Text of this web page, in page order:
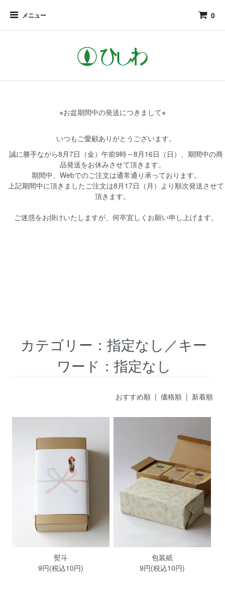
メニュー 0
※お盆期間中の発送につきまして※
いつもご愛顧ありがとうございます。
誠に勝手ながら8月7日（金）午前9時～8月16日（日）、期間中の商
品発送をお休みさせて頂きます。
期間中、Webでのご注文は通常通り承っております。
上記期間中に頂きましたご注文は8月17日（月）より順次発送させて
頂きます。
ご迷惑をお掛けいたしますが、何卒宜しくお願い申し上げます。
カテゴリー：指定なし／キー
ワード：指定なし
おすすめ順| 価格順| 新着順
熨斗
9円(税込10円)
包装紙
9円(税込10円)